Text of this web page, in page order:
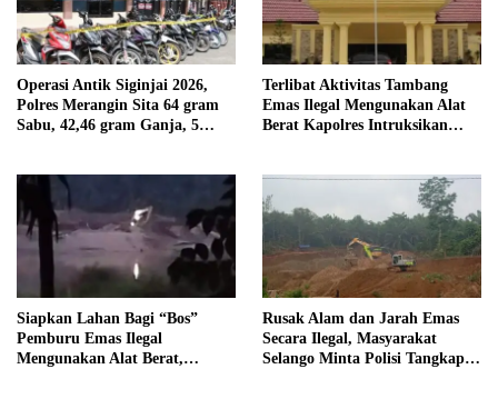
Operasi Antik Siginjai 2026,
Polres Merangin Sita 64 gram
Sabu, 42,46 gram Ganja, 5
Terlibat Aktivitas Tambang
Emas Ilegal Mengunakan Alat
Berat Kapolres Intruksikan
Tanjung Mudo
Siapkan Lahan Bagi “Bos”
Pemburu Emas Ilegal
Mengunakan Alat Berat,
Rusak Alam dan Jarah Emas
Secara Ilegal, Masyarakat
Selango Minta Polisi Tangkap